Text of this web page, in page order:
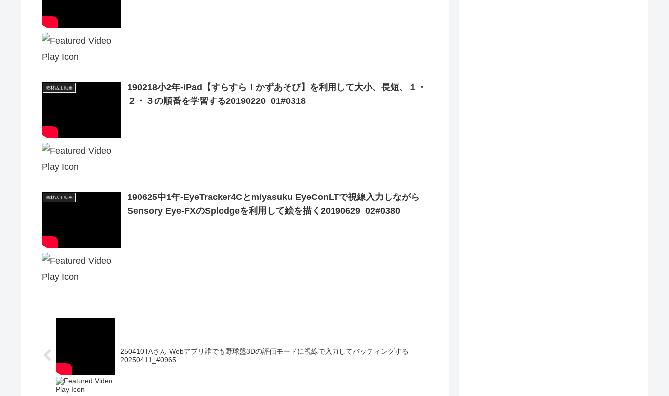
教材活用動画
190218小2年-iPad【すらすら！かずあそび】を利用して大小、長短、１・
２・３の順番を学習する20190220_01#0318
教材活用動画
190625中1年-EyeTracker4Cとmiyasuku EyeConLTで視線入力しながら
Sensory Eye-FXのSplodgeを利用して絵を描く20190629_02#0380
250410TAさん-Webアプリ誰でも野球盤3Dの評価モードに視線で入力してバッティングする
20250411_#0965